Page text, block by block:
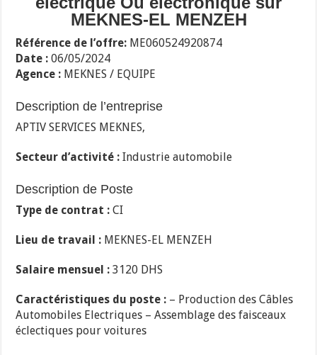
MEKNES-EL MENZEH
Référence de l’offre: ME060524920874
Date :06/05/2024
Agence : MEKNES / EQUIPE
Description de l’entreprise
APTIV SERVICES MEKNES,
Secteur d’activité : Industrie automobile
Description de Poste
Type de contrat :CI
Lieu de travail : MEKNES-EL MENZEH
Salaire mensuel :3120 DHS
Caractéristiques du poste : – Production des Câbles
Automobiles Electriques – Assemblage des faisceaux
éclectiques pour voitures